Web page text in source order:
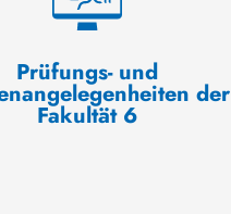
Prüfungs- und
der
Fakultät 6